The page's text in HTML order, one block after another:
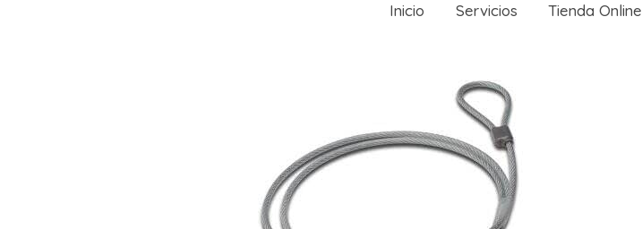
Inicio Servicios Tienda Online